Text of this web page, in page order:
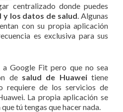
centralizado donde puedes
y los datos de salud. Algunas
con su propia aplicación
es exclusiva para sus
a Google Fit pero que no sea
de salud de Huaweitiene
requiere de los servicios de
La propia aplicación se
tú tengas que hacer nada.